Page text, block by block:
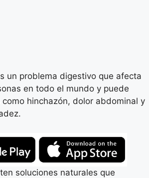
un problema digestivo que afecta
en todo el mundo y puede
hinchazón, dolor abdominal y
soluciones naturales que